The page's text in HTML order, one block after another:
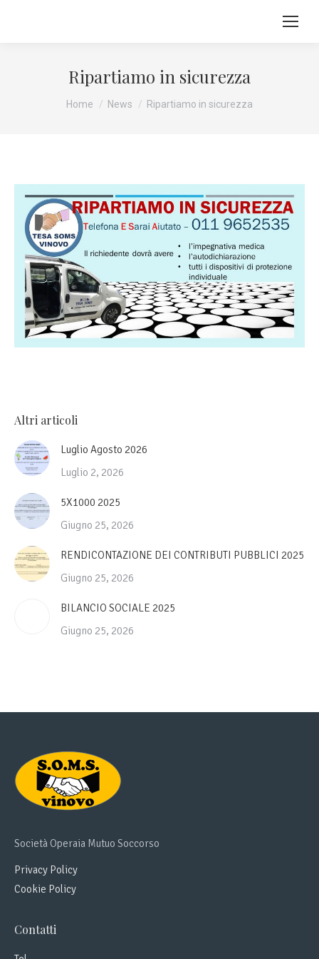
Ripartiamo in sicurezza
Tu sei qui:
Home News Ripartiamo in sicurezza
Altri articoli
Luglio Agosto 2026
Luglio 2, 2026
5X1000 2025
Giugno 25, 2026
RENDICONTAZIONE DEI CONTRIBUTI PUBBLICI 2025
Giugno 25, 2026
BILANCIO SOCIALE 2025
Giugno 25, 2026
Società Operaia Mutuo Soccorso
Privacy Policy
Cookie Policy
Contatti